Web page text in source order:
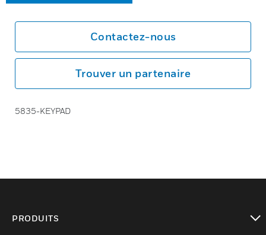
Contactez-nous
Trouver un partenaire
5835-KEYPAD
PRODUITS